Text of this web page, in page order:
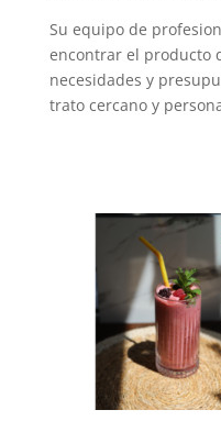
Su equipo de
encontrar el producto
necesidades y
trato cercano y